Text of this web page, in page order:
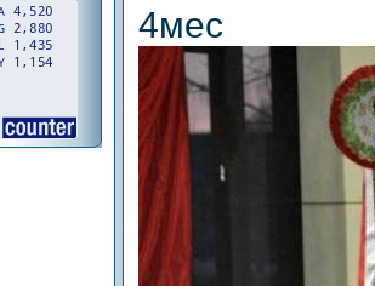
4мес